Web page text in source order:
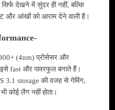
सिर्फ देखने में सुंदर ही नहीं, बल्कि
और आंखों को आराम देने वाली है।
(4nm) प्रोसेसर और
fast और पावरफुल बनाते हैं।
3.1 storage की वजह से गेमिंग,
कोई लैग नहीं होता।